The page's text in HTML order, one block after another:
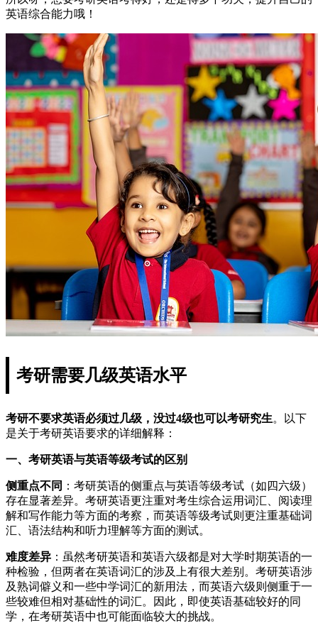
英语综合能力哦！
考研需要几级英语水平
考研不要求英语必须过几级，没过4级也可以考研究生。以下
是关于考研英语要求的详细解释：
一、考研英语与英语等级考试的区别
侧重点不同 ：考研英语的侧重点与英语等级考试（如四六级）
存在显著差异。考研英语更注重对考生综合运用词汇、阅读理
解和写作能力等方面的考察，而英语等级考试则更注重基础词
汇、语法结构和听力理解等方面的测试。
难度差异 ：虽然考研英语和英语六级都是对大学时期英语的一
种检验，但两者在英语词汇的涉及上有很大差别。考研英语涉
及熟词僻义和一些中学词汇的新用法，而英语六级则侧重于一
些较难但相对基础性的词汇。因此，即使英语基础较好的同
学，在考研英语中也可能面临较大的挑战。